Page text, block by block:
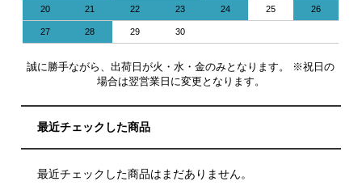
20 21 22 23 24 25 26
27 28 29 30
誠に勝手ながら、出荷日が火・水・金のみとなります。 ※祝日の
場合は翌営業日に変更となります。
最近チェックした商品
最近チェックした商品はまだありません。